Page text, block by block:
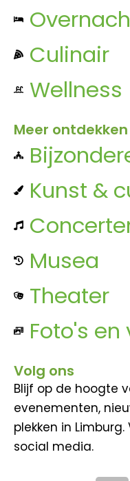
Culinair
Wellness
Meer ontdekken
Kunst &
Musea
Theater
Foto's en
Volg ons
Blijf op de hoogte
evenementen,
plekken in
social media.